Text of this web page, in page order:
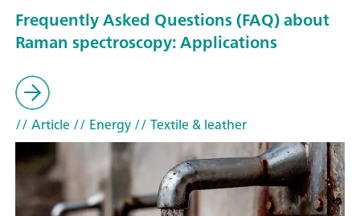
Frequently Asked Questions (FAQ) about
Raman spectroscopy: Applications
// Article// Energy// Textile & leather